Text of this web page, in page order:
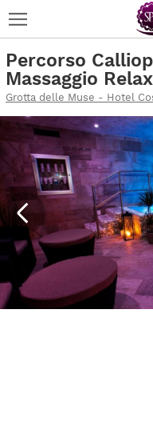
Percorso
Massaggio Relax
Grotta delle Muse - Hotel